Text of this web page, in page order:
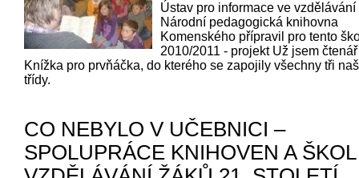
Ústav pro informace ve vzdělávání
Národní pedagogická knihovna
Komenského přípravil pro tento
2010/2011 - projekt Už jsem čtenář
Knížka pro prvňáčka, do kterého se zapojily všechny tři
třídy.
CO NEBYLO V UČEBNICI –
SPOLUPRÁCE KNIHOVEN A